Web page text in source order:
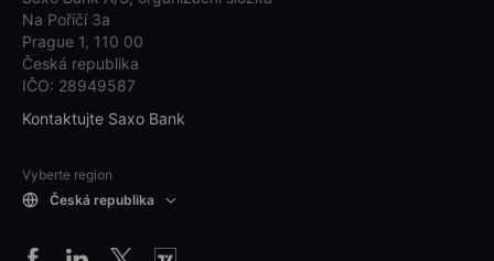
Na Poříčí 3a
Prague 1, 110 00
Česká republika
IČO: 28949587
Kontaktujte Saxo Bank
Vyberte region
Česká republika